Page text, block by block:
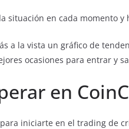
situación en cada momento y
a la vista un gráfico de
ocasiones para entrar y
en
iniciarte en el trading de